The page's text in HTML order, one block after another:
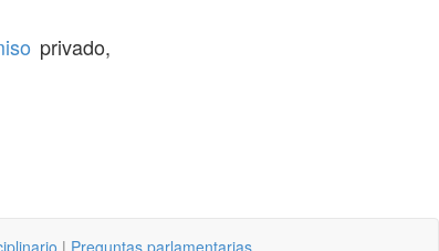
privado,
| Preguntas parlamentarias